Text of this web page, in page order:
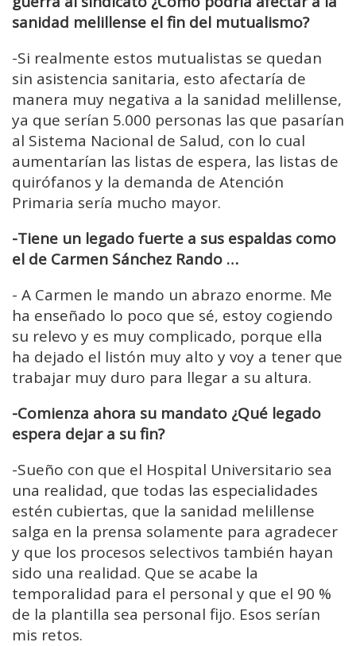
sanidad melillense el fin del mutualismo?
-Si realmente estos mutualistas se quedan
sin asistencia sanitaria, esto afectaría de
manera muy negativa a la sanidad melillense,
ya que serían 5.000 personas las que pasarían
al Sistema Nacional de Salud, con lo cual
aumentarían las listas de espera, las listas de
quirófanos y la demanda de Atención
Primaria sería mucho mayor.
-Tiene un legado fuerte a sus espaldas como
el de Carmen Sánchez Rando …
- A Carmen le mando un abrazo enorme. Me
ha enseñado lo poco que sé, estoy cogiendo
su relevo y es muy complicado, porque ella
ha dejado el listón muy alto y voy a tener que
trabajar muy duro para llegar a su altura.
-Comienza ahora su mandato ¿Qué legado
espera dejar a su fin?
-Sueño con que el Hospital Universitario sea
una realidad, que todas las especialidades
estén cubiertas, que la sanidad melillense
salga en la prensa solamente para agradecer
y que los procesos selectivos también hayan
sido una realidad. Que se acabe la
temporalidad para el personal y que el 90 %
de la plantilla sea personal fijo. Esos serían
mis retos.